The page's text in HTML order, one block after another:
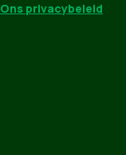
Ons privacybeleid